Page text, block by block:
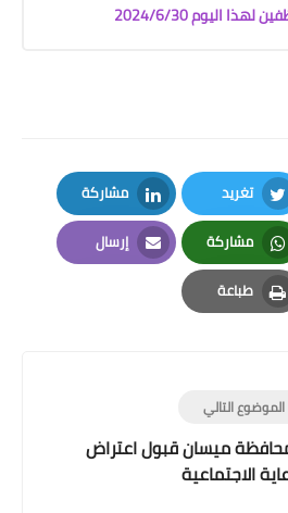
اليوم 2024/6/30
تغريد
Twitter
مشاركة
LinkedIn
مشاركة
Whatsapp
إرسال
Email
طباعة
Print
الموضوع التالي
ميسان قبول اعتراض
الاجتماعية